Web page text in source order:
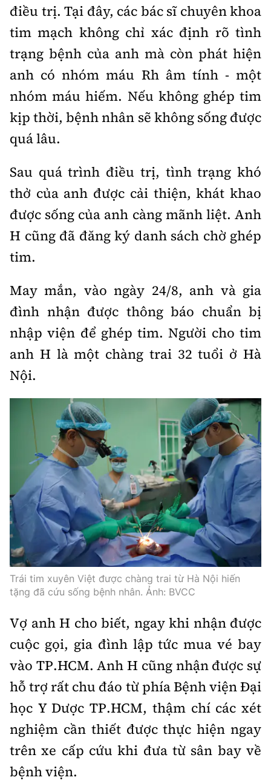
điều trị. Tại đây, các bác sĩ chuyên khoa
tim mạch không chỉ xác định rõ tình
trạng bệnh của anh mà còn phát hiện
anh có nhóm máu Rh âm tính - một
nhóm máu hiếm. Nếu không ghép tim
kịp thời, bệnh nhân sẽ không sống được
quá lâu.
Sau quá trình điều trị, tình trạng khó
thở của anh được cải thiện, khát khao
được sống của anh càng mãnh liệt. Anh
H cũng đã đăng ký danh sách chờ ghép
tim.
May mắn, vào ngày 24/8, anh và gia
đình nhận được thông báo chuẩn bị
nhập viện để ghép tim. Người cho tim
anh H là một chàng trai 32 tuổi ở Hà
Nội.
Trái tim xuyên Việt được chàng trai từ Hà Nội hiến
tặng đã cứu sống bệnh nhân. Ảnh: BVCC
Vợ anh H cho biết, ngay khi nhận được
cuộc gọi, gia đình lập tức mua vé bay
vào TP.HCM. Anh H cũng nhận được sự
hỗ trợ rất chu đáo từ phía Bệnh viện Đại
học Y Dược TP.HCM, thậm chí các xét
nghiệm cần thiết được thực hiện ngay
trên xe cấp cứu khi đưa từ sân bay về
bệnh viện.